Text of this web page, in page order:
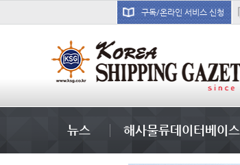
구독/온라인 서비스 신청
뉴스 해사물류데이터베이스